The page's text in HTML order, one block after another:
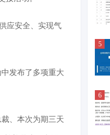
应安全、实现气
发布了多项重大
、本次为期三天